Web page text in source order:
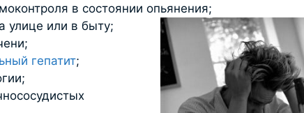
в состоянии опьянения;
улице или в быту;
гепатит;